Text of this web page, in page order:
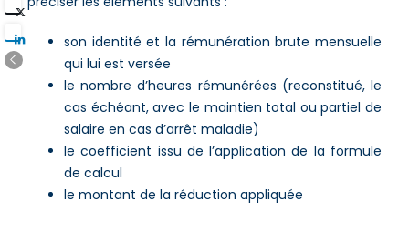
son identité et la rémunération brute mensuelle
qui lui est versée
le nombre d’heures rémunérées (reconstitué, le
cas échéant, avec le maintien total ou partiel de
salaire en cas d’arrêt maladie)
le coefficient issu de l’application de la formule
de calcul
le montant de la réduction appliquée